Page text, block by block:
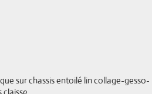
sur chassis entoilé lin collage-gesso-